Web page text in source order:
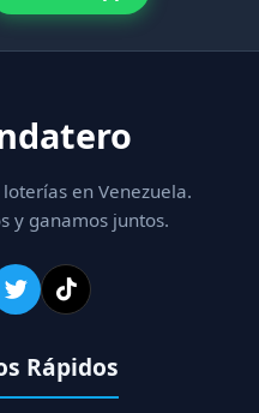
en Venezuela.
y ganamos juntos.
Rápidos